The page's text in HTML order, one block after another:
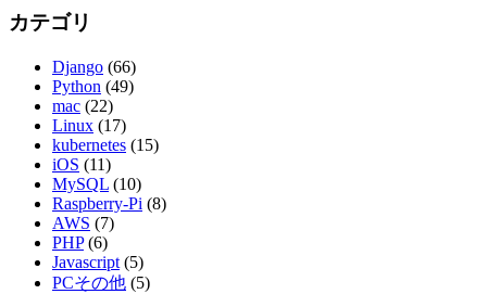
カテゴリ
Django (66)
Python (49)
mac (22)
Linux (17)
kubernetes (15)
iOS (11)
MySQL (10)
Raspberry-Pi (8)
AWS (7)
PHP (6)
Javascript (5)
PCその他 (5)